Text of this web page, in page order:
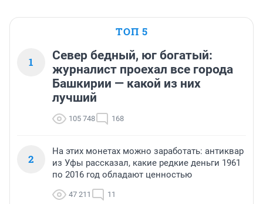
ТОП 5
1
Север бедный, юг богатый:
журналист проехал все города
Башкирии — какой из них
лучший
105 748 168
2
На этих монетах можно заработать: антиквар
из Уфы рассказал, какие редкие деньги 1961
по 2016 год обладают ценностью
47 211 11